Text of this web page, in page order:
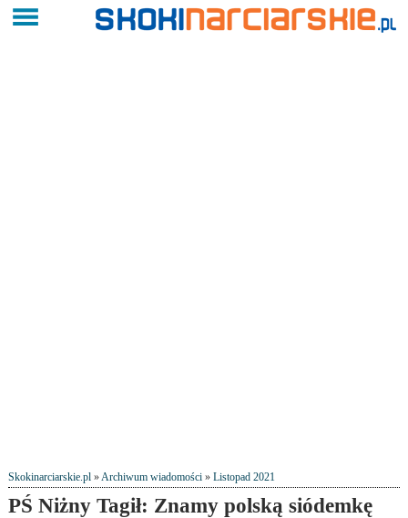
Skokinarciarskie.pl»Archiwum wiadomości» Listopad 2021
PŚ Niżny Tagił: Znamy polską siódemkę